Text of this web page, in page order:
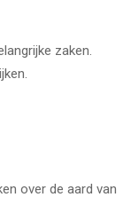
zaken.
over de aard van